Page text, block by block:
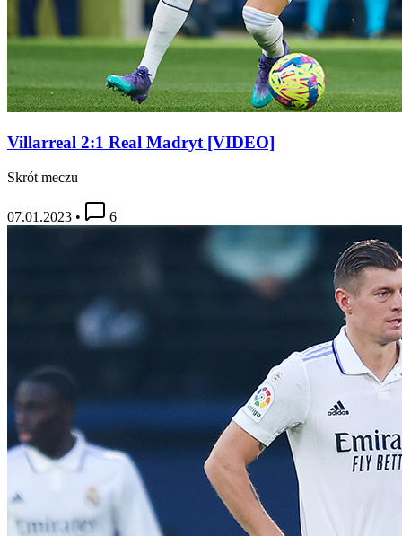
Villarreal 2:1 Real Madryt [VIDEO]
Skrót meczu
07.01.2023 • 6